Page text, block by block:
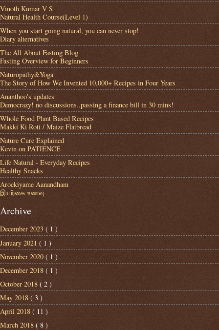
Vinoth Kumar V S
Natural Health Course(Level 1)
When you start going natural, you can never stop!
Diary alternatives
The All About Fasting Blog
Fasting Overview for Beginners
Naturopathy&Yoga
The Story of How We Invented 10,000+ Recipes in Four Years
Ananthoo's updates
Democrazy! no discussions..passing a finance bill in 30 mins!
Whole Food Plant Based Recipes
Makki Ki Roti / Maize Flatbread
Nature Cure Explained
Kevin on PATIENCE
Life Natural - Everyday Recipes
Healthy Snacks
Arockiyame Aanandham
இயற்கை உணவு
Archive
December 2023 ( 1 )
January 2021 ( 1 )
November 2020 ( 1 )
December 2018 ( 1 )
October 2018 ( 2 )
May 2018 ( 3 )
April 2018 ( 11 )
March 2018 ( 8 )